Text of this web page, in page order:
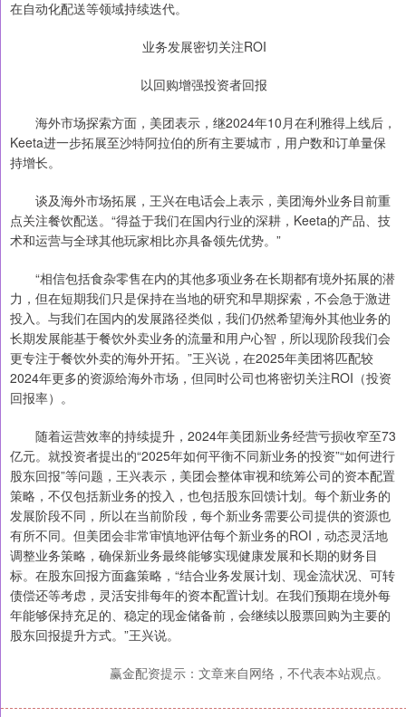
在自动化配送等领域持续迭代。
业务发展密切关注ROI
以回购增强投资者回报
海外市场探索方面，美团表示，继2024年10月在利雅得上线后，
Keeta进一步拓展至沙特阿拉伯的所有主要城市，用户数和订单量保
持增长。
谈及海外市场拓展，王兴在电话会上表示，美团海外业务目前重
点关注餐饮配送。“得益于我们在国内行业的深耕，Keeta的产品、技
术和运营与全球其他玩家相比亦具备领先优势。”
“相信包括食杂零售在内的其他多项业务在长期都有境外拓展的潜
力，但在短期我们只是保持在当地的研究和早期探索，不会急于激进
投入。与我们在国内的发展路径类似，我们仍然希望海外其他业务的
长期发展能基于餐饮外卖业务的流量和用户心智，所以现阶段我们会
更专注于餐饮外卖的海外开拓。”王兴说，在2025年美团将匹配较
2024年更多的资源给海外市场，但同时公司也将密切关注ROI（投资
回报率）。
随着运营效率的持续提升，2024年美团新业务经营亏损收窄至73
亿元。就投资者提出的“2025年如何平衡不同新业务的投资”“如何进行
股东回报”等问题，王兴表示，美团会整体审视和统筹公司的资本配置
策略，不仅包括新业务的投入，也包括股东回馈计划。每个新业务的
发展阶段不同，所以在当前阶段，每个新业务需要公司提供的资源也
有所不同。但美团会非常审慎地评估每个新业务的ROI，动态灵活地
调整业务策略，确保新业务最终能够实现健康发展和长期的财务目
标。在股东回报方面鑫策略，“结合业务发展计划、现金流状况、可转
债偿还等考虑，灵活安排每年的资本配置计划。在我们预期在境外每
年能够保持充足的、稳定的现金储备前，会继续以股票回购为主要的
股东回报提升方式。”王兴说。
赢金配资提示：文章来自网络，不代表本站观点。